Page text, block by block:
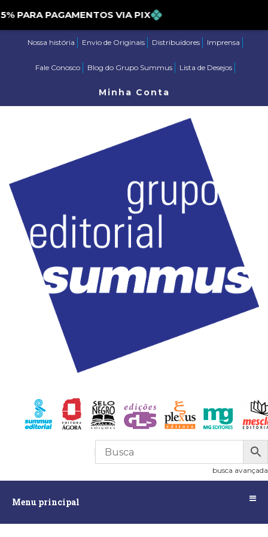
PAGAMENTOS VIA PIX
Nossa história Envio de Originais Distribuidores Imprensa
Fale Conosco Blog do Grupo Summus Lista de Desejos
Minha Conta
R$0,00
busca avançada
Menu principal
principalAssuntos